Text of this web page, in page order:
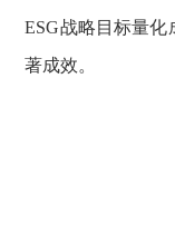
ESG战略目标量
著成效。